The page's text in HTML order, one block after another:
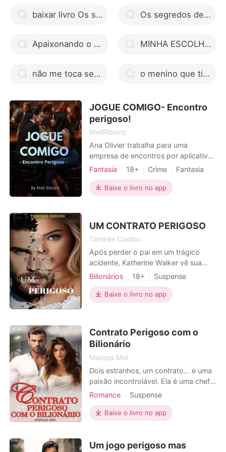
baixar livro Os segredos de Colin Bridgerton pdf Os segredos de Colin Bridgerton livros em áudio gratuito
Apaixonando o Marquês MINHA ESCOLHA : O CEO herdeiro e a mãe solo
não me toca seu boboca ler online grátis o menino que tinha medo de errar pdf docero
JOGUE COMIGO- Encontro
perigoso!
MellRibeiro
Ana Olivier trabalha para uma
empresa de encontros por aplicativo,
em um mundo que monstros e
que visitar uma CEO de uma empresa
famosa de cosméticos para
que fazer os serviços pessoalmente e
conseg
Fantasia 18+ Crime
Fantasia
Primeiro amor
Vampiros
Encantadora
Paixão / Erótica
Baixe o livro no app
UM CONTRATO PERIGOSO
Tamires Coelho.
Após perder o pai em um trágico
acidente, Katherine Walker vê sua
vida escapar de suas mãos. Contra a
casar com um homem que nunca viu
e a gerar o herdeiro de uma família
marido também foi vítima
Bilionários 18+
Suspense
Casamento arranjado
CEO
Urbano
Baixe o livro no app
Contrato Perigoso com o
Bilionário
Melissa Mel
Dois estranhos, um contrato... e uma
paixão incontrolável. Ela é uma chef
talentosa, lutando para salvar o
arrogante, acostumado a comandar
sem questionamentos. Mas quando
um casamento arranjado, ambos se
Romance
Suspense
Casamento arranjado
CEO
Encantadora
Local de trabalho
Urbano
Baixe o livro no app
Um jogo perigoso mas